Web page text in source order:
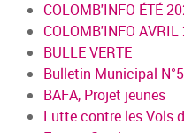
COLOMB'INFO ÉTÉ
COLOMB'INFO
BULLE VERTE
Bulletin Municipal
BAFA, Projet jeunes
Lutte contre les Vols